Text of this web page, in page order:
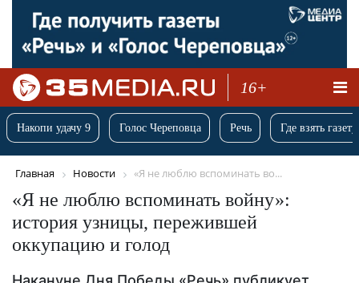
16+
Накопи удачу 9 Голос Череповца Речь Где взять
Главная Новости «Я не люблю вспоминать во...
«Я не люблю вспоминать войну»:
история узницы, пережившей
оккупацию и голод